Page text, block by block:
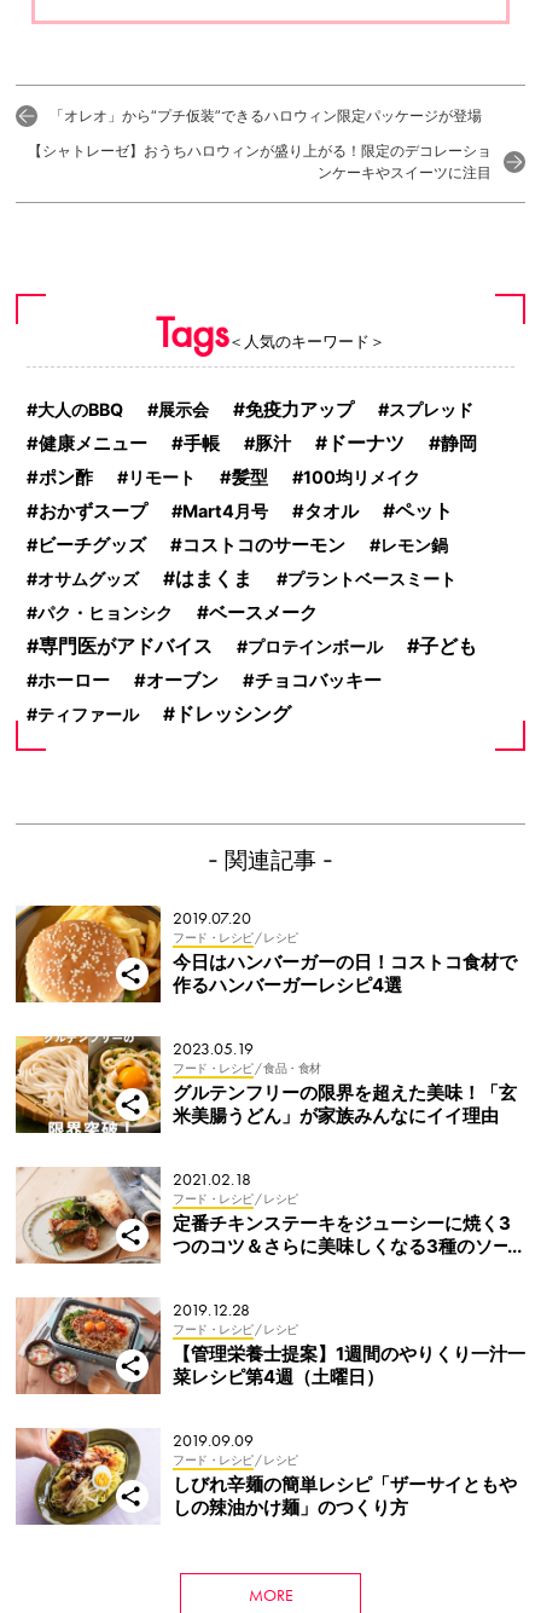
「オレオ」から“プチ仮装”できるハロウィン限定パッケージが登場
【シャトレーゼ】おうちハロウィンが盛り上がる！限定のデコレーショ
ンケーキやスイーツに注目
Tags＜人気のキーワード＞
大人のBBQ 展示会 免疫力アップ スプレッド
健康メニュー 手帳 豚汁 ドーナツ 静岡
ポン酢 リモート 髪型 100均リメイク
おかずスープ Mart4月号 タオル ペット
ビーチグッズ コストコのサーモン
レモン鍋
オサムグッズ
はまくま
プラントベースミート
パク・ヒョンシク
ベースメーク
専門医がアドバイス
プロテインボール 子ども
ホーロー オーブン チョコバッキー
ティファール ドレッシング
- 関連記事 -
2019.07.20
フード・レシピ/ レシピ
今日はハンバーガーの日！コストコ食材で
作るハンバーガーレシピ4選
2023.05.19
フード・レシピ/ 食品・食材
グルテンフリーの限界を超えた美味！「玄
米美腸うどん」が家族みんなにイイ理由
2021.02.18
フード・レシピ/ レシピ
定番チキンステーキをジューシーに焼く3
つのコツ＆さらに美味しくなる3種のソー
2019.12.28
フード・レシピ/ レシピ
【管理栄養士提案】1週間のやりくり一汁一
菜レシピ第4週（土曜日）
2019.09.09
フード・レシピ/ レシピ
しびれ辛麺の簡単レシピ「ザーサイともや
しの辣油かけ麺」のつくり方
MORE